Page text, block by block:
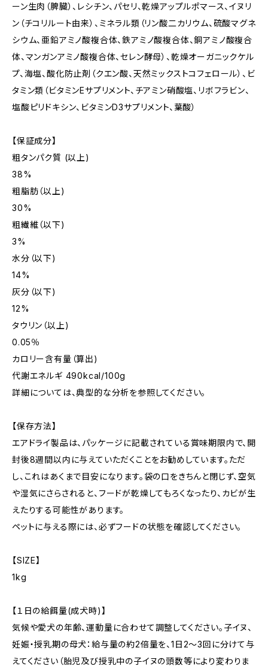
ーン生肉（脾臓）、レシチン、パセリ、乾燥アップルポマース、イヌリ
ン（チコリルート由来）、ミネラル類（リン酸二カリウム、硫酸マグネ
シウム、亜鉛アミノ酸複合体、鉄アミノ酸複合体、銅アミノ酸複合
体、マンガンアミノ酸複合体、セレン酵母）、乾燥オーガニックケル
プ、海塩、酸化防止剤（クエン酸、天然ミックストコフェロール）、ビ
タミン類（ビタミンEサプリメント、チアミン硝酸塩、リボフラビン、
塩酸ピリドキシン、ビタミンD3サプリメント、葉酸）
【保証成分】
粗タンパク質 (以上)
38%
粗脂肪（以上)
30%
粗繊維（以下)
3%
水分（以下)
14%
灰分（以下)
12%
タウリン（以上)
0.05％
カロリー含有量（算出)
代謝エネルギ 490kcal/100g
詳細については、典型的な分析を参照してください。
【保存方法】
エアドライ製品は、パッケージに記載されている賞味期限内で、開
封後8週間以内に与えていただくことをお勧めしています。ただ
し、これはあくまで目安になります。袋の口をきちんと閉じず、空気
や湿気にさらされると、フードが乾燥してもろくなったり、カビが生
えたりする可能性があります。
ペットに与える際には、必ずフードの状態を確認してください。
【SIZE】
1kg
【１日の給餌量(成犬時)】
気候や愛犬の年齢、運動量に合わせて調整してください。子イヌ、
妊娠・授乳期の母犬：給与量の約2倍量を、1日2～3回に分けて与
えてください（胎児及び授乳中の子イヌの頭数等により変わりま